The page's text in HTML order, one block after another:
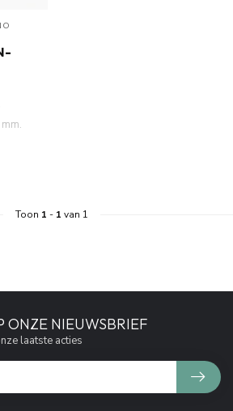
Toon 1 - 1 van 1
ONZE NIEUWSBRIEF
laatste acties